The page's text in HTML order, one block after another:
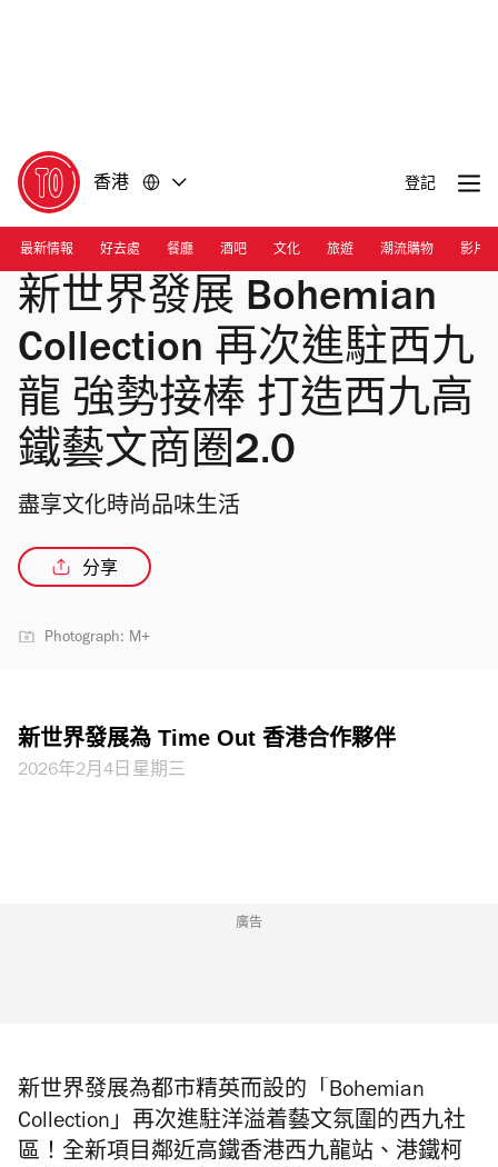
香港 登記
最新情報 好去處 餐廳 酒吧 文化 旅遊 潮流購物 影片
新世界發展 Bohemian
Collection 再次進駐西九
龍 強勢接棒 打造西九高
鐵藝文商圈2.0
盡享文化時尚品味生活
分享
Photograph: M+
新世界發展為 Time Out 香港合作夥伴
2026年2月4日星期三
廣告
新世界發展為都市精英而設的「Bohemian
Collection」再次進駐洋溢着藝文氛圍的西九社
區！全新項目鄰近高鐵香港西九龍站、港鐵柯